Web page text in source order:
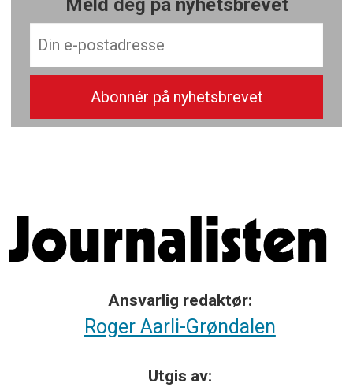
Meld deg på nyhetsbrevet
Ansvarlig redaktør:
Roger Aarli-Grøndalen
Utgis av: